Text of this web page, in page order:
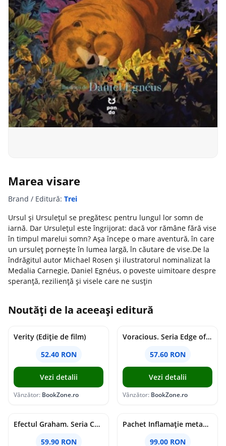
Marea visare
Brand / Editură: Trei
Ursul și Ursulețul se pregătesc pentru lungul lor somn de
iarnă. Dar Ursulețul este îngrijorat: dacă vor rămâne fără vise
în timpul marelui somn? Așa începe o mare aventură, în care
un ursuleț pornește în lumea largă, în căutare de vise.De la
îndrăgitul autor Michael Rosen și ilustratorul nominalizat la
Medalia Carnegie, Daniel Egnéus, o poveste uimitoare despre
speranță, reziliență și visele care ne susțin
Noutăți de la aceeași editură
Verity (Ediție de film)
52.40 RON
Vezi detalii
Vânzător: BookZone.ro
Voracious. Seria Edge of Darkness Vol.2
57.60 RON
Vezi detalii
Vânzător: BookZone.ro
Efectul Graham. Seria Campus Diaries Vol.1
59.90 RON
Pachet Inflamație metabolism și creier
99.00 RON